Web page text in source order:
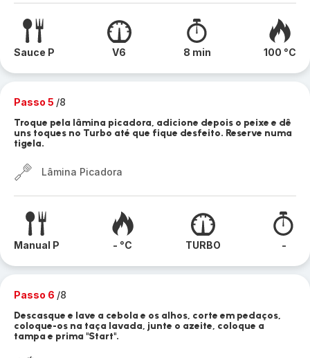
Sauce P V6 8 min 100 °C
Passo 5 /8
Troque pela lâmina picadora, adicione depois o peixe e dê
uns toques no Turbo até que fique desfeito. Reserve numa
tigela.
Lâmina Picadora
Manual P - °C TURBO -
Passo 6 /8
Descasque e lave a cebola e os alhos, corte em pedaços,
coloque-os na taça lavada, junte o azeite, coloque a
tampa e prima "Start".